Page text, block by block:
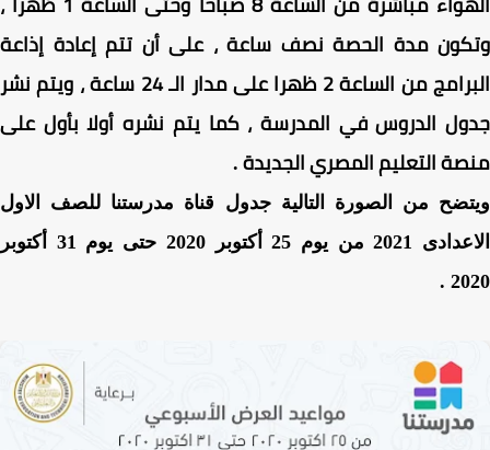
مدةالحصة نصف ساعة ، على أن تتم إعادة إذاعة
من الساعة 2 ظهرا
على مدار الـ 24 ساعة ، ويتم نشر
الدروس في المدرسة ، كمايتم نشره أولا بأول على
التعليم المصري الجديدة.
من الصورة التالية جدول قناة مدرستنا للصف الاول
الاعدادى 2021 من يوم 25 أكتوبر 2020 حتى يوم 31 أكتوبر